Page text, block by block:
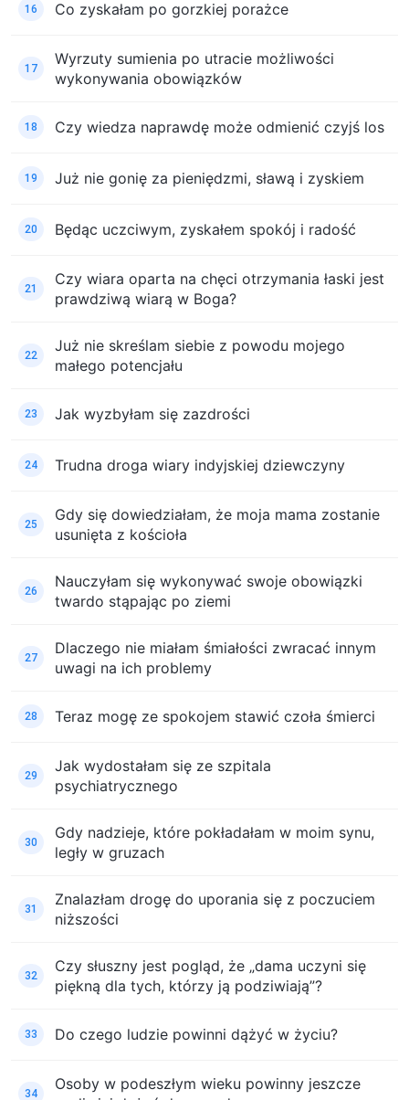
16 Co zyskałam po gorzkiej porażce
17
Wyrzuty sumienia po utracie możliwości
wykonywania obowiązków
18 Czy wiedza naprawdę może odmienić czyjś los
19 Już nie gonię za pieniędzmi, sławą i zyskiem
20 Będąc uczciwym, zyskałem spokój i radość
21
Czy wiara oparta na chęci otrzymania łaski jest
prawdziwą wiarą w Boga?
22
Już nie skreślam siebie z powodu mojego
małego potencjału
23 Jak wyzbyłam się zazdrości
24 Trudna droga wiary indyjskiej dziewczyny
25
Gdy się dowiedziałam, że moja mama zostanie
usunięta z kościoła
26
Nauczyłam się wykonywać swoje obowiązki
twardo stąpając po ziemi
27
Dlaczego nie miałam śmiałości zwracać innym
uwagi na ich problemy
28 Teraz mogę ze spokojem stawić czoła śmierci
29
Jak wydostałam się ze szpitala
psychiatrycznego
30
Gdy nadzieje, które pokładałam w moim synu,
legły w gruzach
31
Znalazłam drogę do uporania się z poczuciem
niższości
32
Czy słuszny jest pogląd, że „dama uczyni się
piękną dla tych, którzy ją podziwiają”?
33 Do czego ludzie powinni dążyć w życiu?
34
Osoby w podeszłym wieku powinny jeszcze